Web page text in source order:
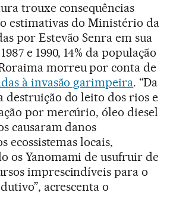
trouxe consequências
estimativas do Ministério da
por Estevão Senra em sua
e 1990, 14% da população
morreu por conta de
à invasão garimpeira. “Da
destruição do leito dos rios e
por mercúrio, óleo diesel
causaram danos
ecossistemas locais,
os Yanomami de usufruir de
imprescindíveis para o
acrescenta o